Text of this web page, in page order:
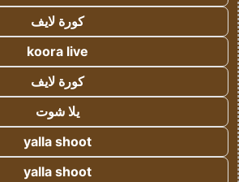
كورة لايف
koora live
كورة لايف
يلا شوت
yalla shoot
yalla shoot